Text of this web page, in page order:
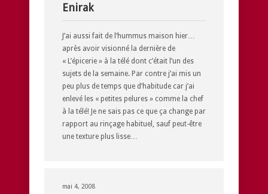
Enirak
J’ai aussi fait de l’hummus maison hier…
après avoir visionné la dernière de
« L’épicerie » à la télé dont c’était l’un des
sujets de la semaine. Par contre j’ai mis un
peu plus de temps que d’habitude car j’ai
enlevé les « petites pelures » comme la chef
à la télé! Je ne sais pas ce que ça change par
rapport au rinçage habituel, sauf peut-être
une texture plus lisse…
mai 4, 2008